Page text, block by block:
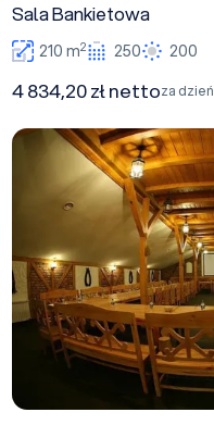
Sala Bankietowa
210 m2 250 200
4 834,20 zł nettoza dzień
sala multimedialna